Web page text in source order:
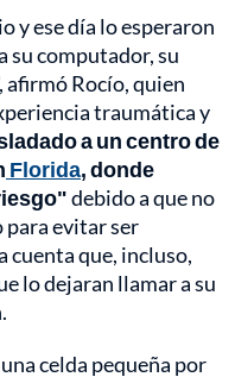
y ese día lo esperaron
su computador, su
afirmó Rocío, quien
traumática y
a un centro de
Florida, donde
debido a que no
evitar ser
cuenta que, incluso,
lo dejaran llamar a su
celda pequeña por